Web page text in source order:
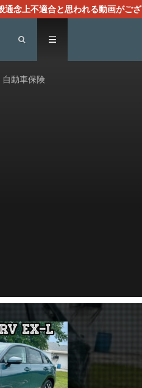
念上不適合と思われる動画がござ
自動車保険